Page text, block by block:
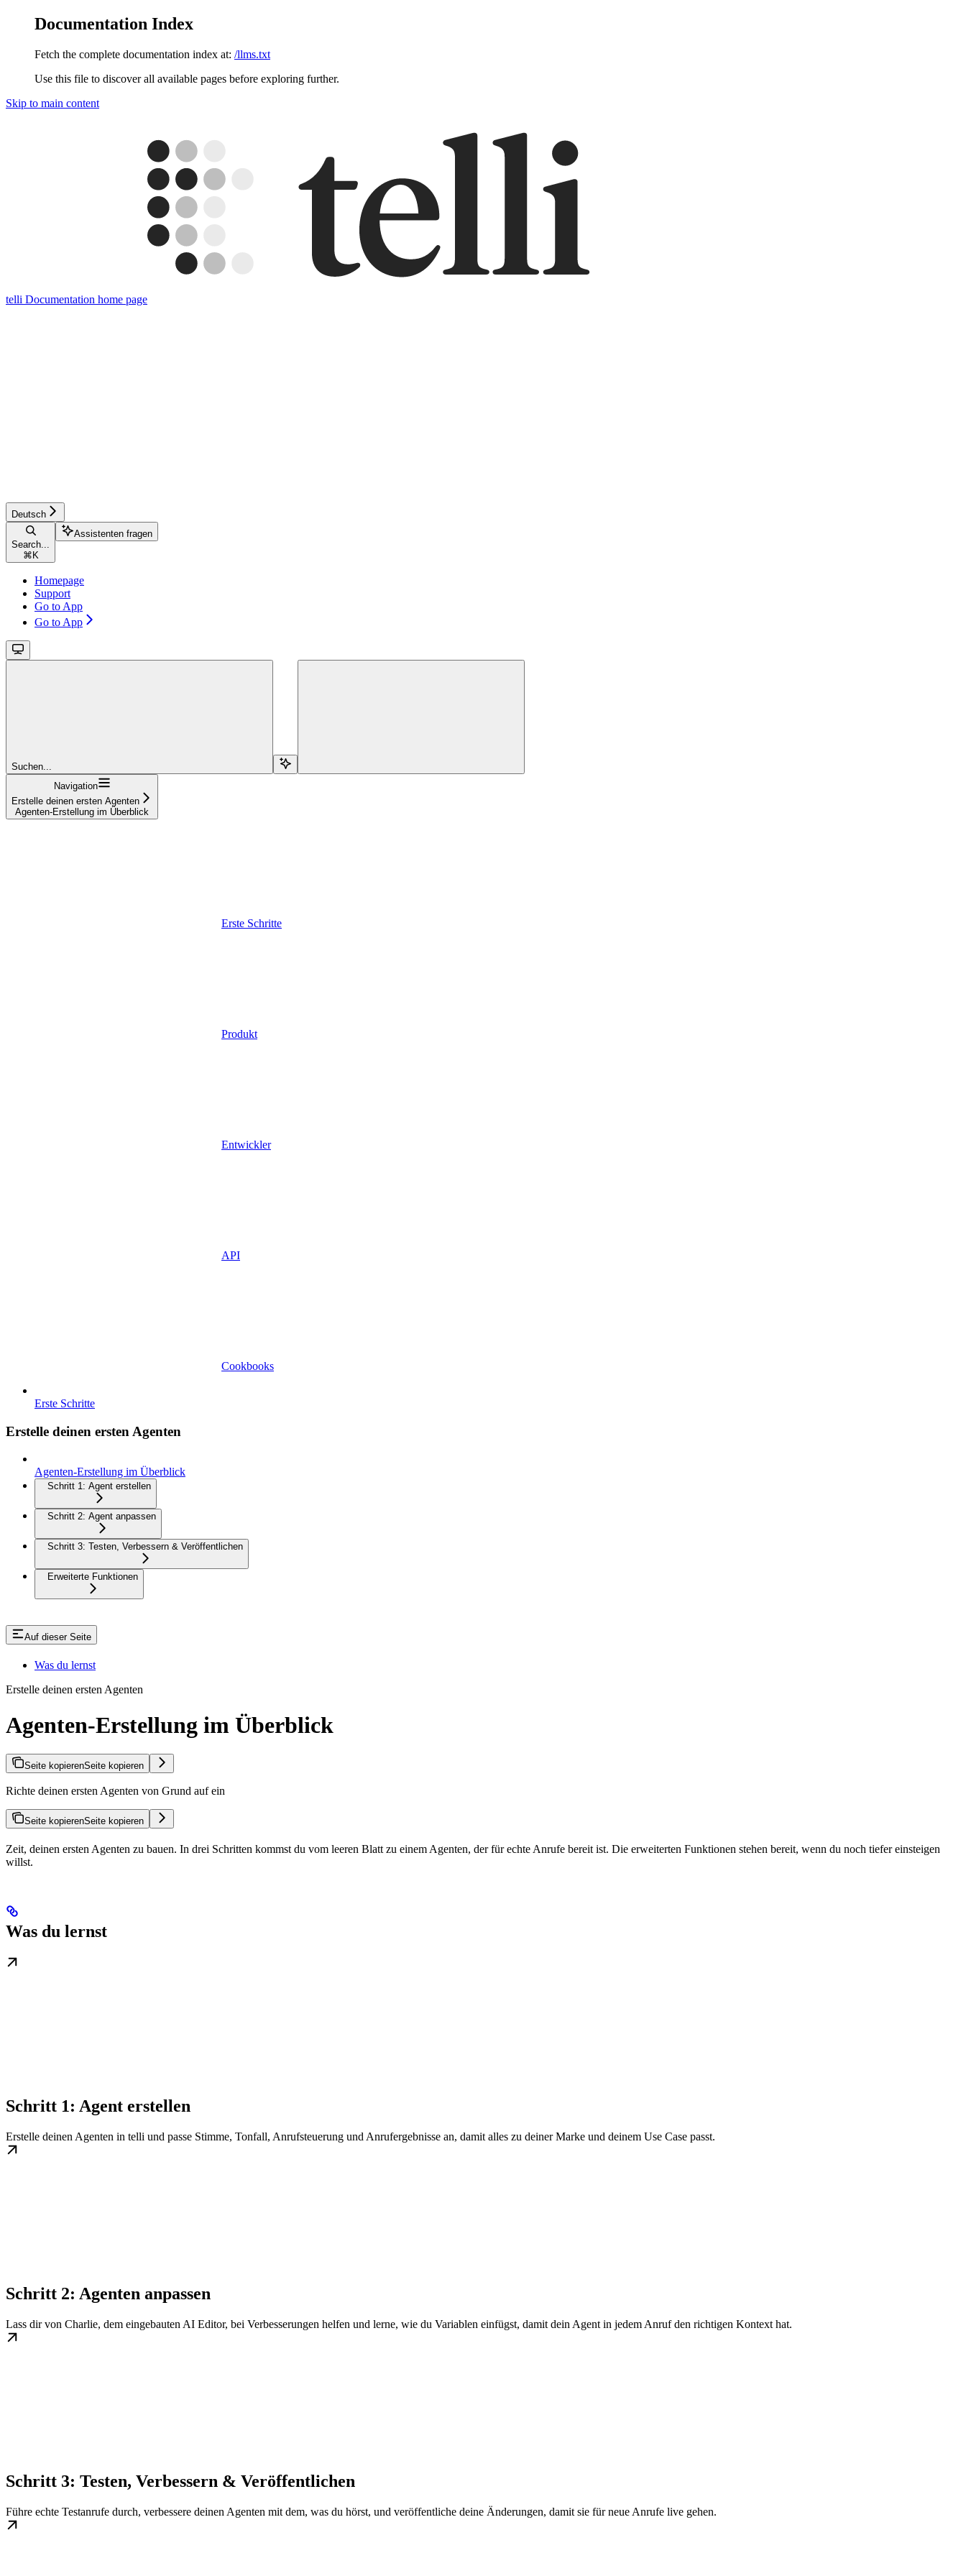
Documentation Index
Fetch the complete documentation index at: /llms.txt
Use this file to discover all available pages before exploring further.
Skip to main content
telli Documentation home page
Deutsch
Search...
⌘ K
Assistenten fragen
Homepage
Support
Go to App
Go to App
Suchen...
Navigation
Erstelle deinen ersten Agenten
Agenten-Erstellung im Überblick
Erste Schritte
Produkt
Entwickler
API
Cookbooks
Erste Schritte
Erstelle deinen ersten Agenten
Agenten-Erstellung im Überblick
Schritt 1: Agent erstellen
Schritt 2: Agent anpassen
Schritt 3: Testen, Verbessern & Veröffentlichen
Erweiterte Funktionen
Auf dieser Seite
Was du lernst
Erstelle deinen ersten Agenten
Agenten-Erstellung im Überblick
Seite kopierenSeite kopieren
Richte deinen ersten Agenten von Grund auf ein
Seite kopierenSeite kopieren
Zeit, deinen ersten Agenten zu bauen. In drei Schritten kommst du vom leeren Blatt zu einem Agenten, der für echte Anrufe bereit ist. Die erweiterten Funktionen stehen bereit, wenn du noch tiefer einsteigen
willst.
Was du lernst
Schritt 1: Agent erstellen
Erstelle deinen Agenten in telli und passe Stimme, Tonfall, Anrufsteuerung und Anrufergebnisse an, damit alles zu deiner Marke und deinem Use Case passt.
Schritt 2: Agenten anpassen
Lass dir von Charlie, dem eingebauten AI Editor, bei Verbesserungen helfen und lerne, wie du Variablen einfügst, damit dein Agent in jedem Anruf den richtigen Kontext hat.
Schritt 3: Testen, Verbessern & Veröffentlichen
Führe echte Testanrufe durch, verbessere deinen Agenten mit dem, was du hörst, und veröffentliche deine Änderungen, damit sie für neue Anrufe live gehen.